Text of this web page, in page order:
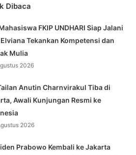
Dibaca
FKIP UNDHARI Siap Jalani
Elviana Tekankan Kompetensi dan
Mulia
2026
Anutin Charnvirakul Tiba di
Awali Kunjungan Resmi ke
2026
Prabowo Kembali ke Jakarta